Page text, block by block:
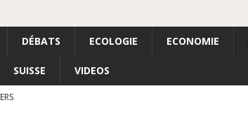
DÉBATS ECOLOGIE ECONOMIE
SUISSE VIDEOS